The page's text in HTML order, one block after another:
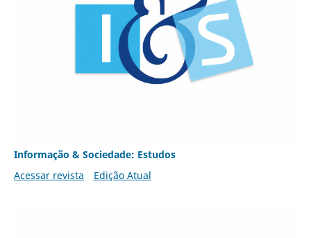
Informação & Sociedade: Estudos
Acessar revista
Edição Atual